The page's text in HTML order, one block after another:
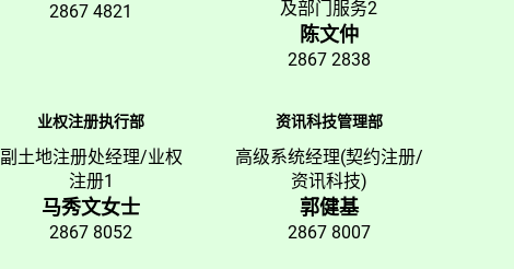
2867 4821
及部门服务2
陈文仲
2867 2838
业权注册执行部
副土地注册处经理/业权
注册1
马秀文女士
2867 8052
资讯科技管理部
高级系统经理(契约注册/
资讯科技)
郭健基
2867 8007